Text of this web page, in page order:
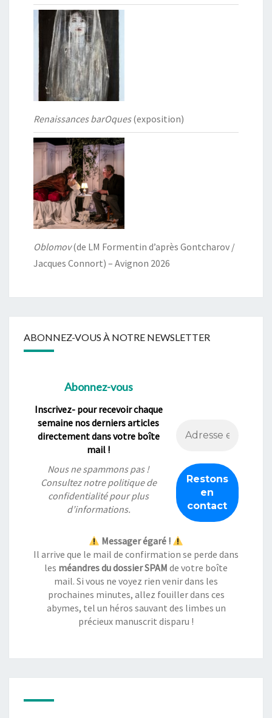
Renaissances barOques(exposition)
Oblomov(de LM Formentin d’après Gontcharov /
Jacques Connort) – Avignon 2026
ABONNEZ-VOUS À NOTRE NEWSLETTER
Abonnez-vous
Inscrivez- pour recevoir chaque
semaine nos derniers articles
directement dans votre boîte
mail !
Nous ne spammons pas !
Consultez notrepolitique de
confidentialitépour plus
d’informations.
Messager égaré !
Il arrive que le mail de confirmation se perde dans
les méandres du dossier SPAM de votre boîte
mail. Si vous ne voyez rien venir dans les
prochaines minutes, allez fouiller dans ces
abymes, tel un héros sauvant des limbes un
précieux manuscrit disparu !